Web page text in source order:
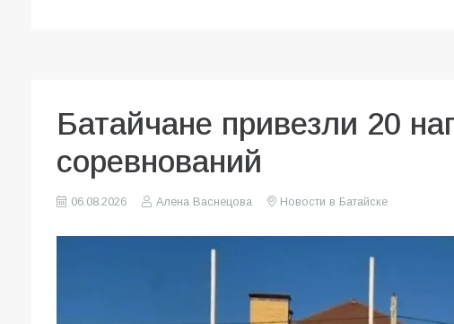
Батайчане привезли 20
соревнований
06.08.2026 Алена Васнецова Новости в Батайске